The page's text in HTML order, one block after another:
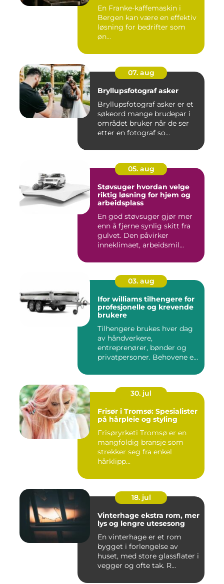
En Franke-kaffemaskin i
Bergen kan være en effektiv
løsning for bedrifter som
øn...
07. aug
Bryllupsfotograf asker
Bryllupsfotograf asker er et
søkeord mange brudepar i
området bruker når de ser
etter en fotograf so...
05. aug
Støvsuger hvordan velge
riktig løsning for hjem og
arbeidsplass
En god støvsuger gjør mer
enn å fjerne synlig skitt fra
gulvet. Den påvirker
inneklimaet, arbeidsmil...
03. aug
Ifor williams tilhengere for
profesjonelle og krevende
brukere
Tilhengere brukes hver dag
av håndverkere,
entreprenører, bønder og
privatpersoner. Behovene er
30. jul
Frisør i Tromsø: Spesialister
på hårpleie og styling
Frisøryrketi Tromsø er en
mangfoldig bransje som
strekker seg fra enkel
hårklipp...
18. jul
Vinterhage ekstra rom, mer
lys og lengre utesesong
En vinterhage er et rom
bygget i forlengelse av
huset, med store glassflater i
vegger og ofte tak. R...